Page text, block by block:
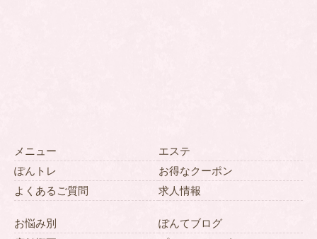
メニュー
エステ
ぽんトレ
お得なクーポン
よくあるご質問
求人情報
お悩み別
ぽんてブログ